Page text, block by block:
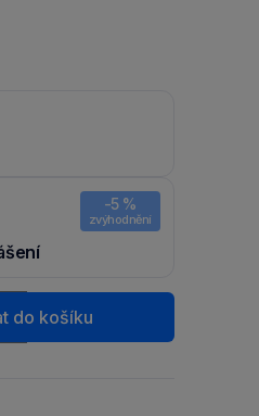
-5 %
zvýhodnění
+
do košíku